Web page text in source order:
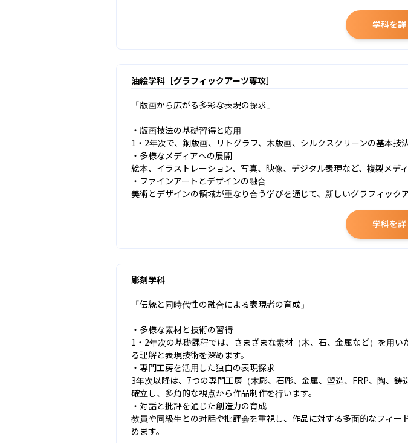
学科を
油絵学科［グラフィックアーツ専攻］
「版画から広がる多彩な表現の探求」
・版画技法の基礎習得と応用
1・2年次で、銅版画、リトグラフ、木版画、シルクスクリーンの基本技
・多様なメディアへの展開
絵本、イラストレーション、写真、映像、デジタル表現など、複製メデ
・ファインアートとデザインの融合
美術とデザインの領域が重なり合う学びを通じて、新しいグラフィック
学科を
彫刻学科
「伝統と同時代性の融合による表現者の育成」
・多様な素材と技術の習得
1・2年次の基礎課程では、さまざまな素材（木、石、金属など）を用
る理解と表現技術を深めます。
・専門工房を活用した独自の表現探求
3年次以降は、7つの専門工房（木彫、石彫、金属、塑造、FRP、陶、
確立し、多角的な視点から作品制作を行います。
・対話と批評を通じた創造力の育成
教員や同級生との対話や批評会を重視し、作品に対する多面的なフィ
めます。